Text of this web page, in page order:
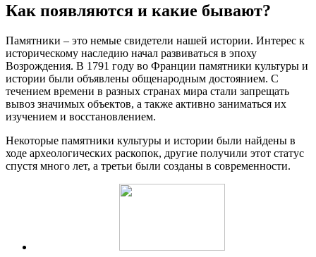
Как появляются и какие бывают?
Памятники – это немые свидетели нашей истории. Интерес к
историческому наследию начал развиваться в эпоху
Возрождения. В 1791 году во Франции памятники культуры и
истории были объявлены общенародным достоянием. С
течением времени в разных странах мира стали запрещать
вывоз значимых объектов, а также активно заниматься их
изучением и восстановлением.
Некоторые памятники культуры и истории были найдены в
ходе археологических раскопок, другие получили этот статус
спустя много лет, а третьи были созданы в современности.